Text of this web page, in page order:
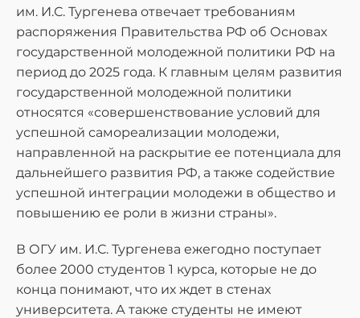
им. И.С. Тургенева отвечает требованиям
распоряжения Правительства РФ об Основах
государственной молодежной политики РФ на
период до 2025 года. К главным целям развития
государственной молодежной политики
относятся «совершенствование условий для
успешной самореализации молодежи,
направленной на раскрытие ее потенциала для
дальнейшего развития РФ, а также содействие
успешной интеграции молодежи в общество и
повышению ее роли в жизни страны».
В ОГУ им. И.С. Тургенева ежегодно поступает
более 2000 студентов 1 курса, которые не до
конца понимают, что их ждет в стенах
университета. А также студенты не имеют